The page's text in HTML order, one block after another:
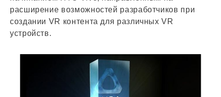
расширение возможностей разработчиков при
создании VR контента для различных VR
устройств.